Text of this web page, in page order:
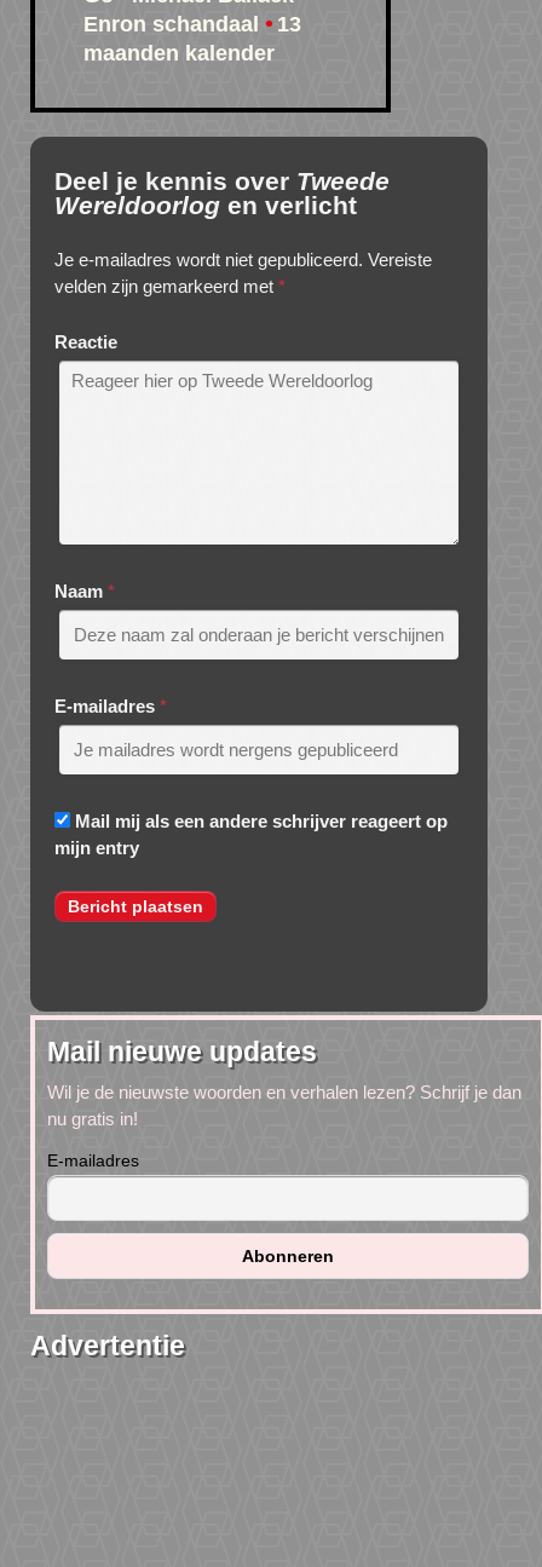
Enron schandaal
13
maanden kalender
Deel je kennis over Tweede
Wereldoorlog en verlicht
Je e-mailadres wordt niet gepubliceerd. Vereiste
velden zijn gemarkeerd met *
Reactie
Naam *
E-mailadres *
Mail mij als een andere schrijver reageert op
mijn entry
Mail nieuwe updates
Wil je de nieuwste woorden en verhalen lezen? Schrijf je dan
nu gratis in!
E-mailadres
Advertentie